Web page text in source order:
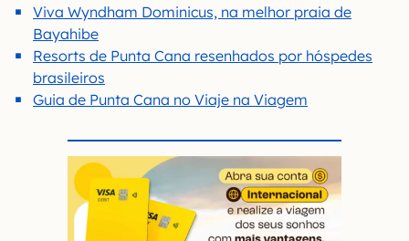
Viva Wyndham Dominicus, na melhor praia de
Bayahibe
Resorts de Punta Cana resenhados por hóspedes
brasileiros
Guia de Punta Cana no Viaje na Viagem